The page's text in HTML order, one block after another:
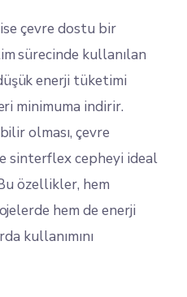
çevre dostu bir
sürecinde kullanılan
enerji tüketimi
minimuma indirir.
olması, çevre
sinterflex cepheyi ideal
özellikler, hem
hem de enerji
kullanımını